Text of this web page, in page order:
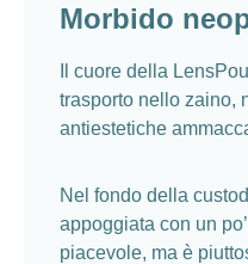
Morbido
Il cuore della
trasporto nello zaino,
antiestetiche
Nel fondo della
appoggiata con un
piacevole, ma è